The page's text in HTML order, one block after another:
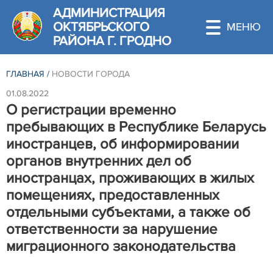
АДМИНИСТРАЦИЯ
ОКТЯБРЬСКОГО
РАЙОНА Г. ГРОДНО
ГЛАВНАЯ / НОВОСТИ ГОРОДА
01.08.2022
О регистрации временно
пребывающих в Республике Беларусь
иностранцев, об информировании
органов внутренних дел об
иностранцах, проживающих в жилых
помещениях, предоставленных
отдельными субъектами, а также об
ответственности за нарушение
миграционного законодательства